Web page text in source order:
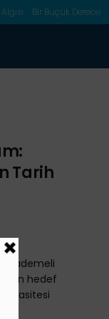
Bir Buçuk Derece
Tarih
kademeli
son hedef